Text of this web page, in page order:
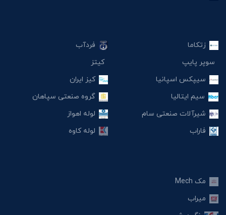
زتکاما
سوپر پایپ
سیپکس اسپانیا
سیم ایتالیا
شیرآلات صنعتی سام
فاراب
فردآب
کیتز
کیز ایران
گروه صنعتی سپاهان
لوله اهواز
لوله کاوه
مک Mech
میراب